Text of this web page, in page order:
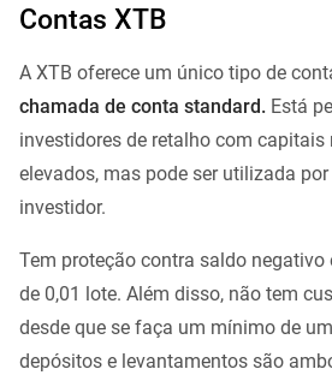
Contas XTB
A XTB oferece um único tipo de
chamada de conta standard. Está
investidores de retalho com
elevados, mas pode ser utilizada
investidor.
Tem proteção contra saldo negativo
de 0,01 lote. Além disso, não tem
desde que se faça um mínimo de
depósitos e levantamentos são